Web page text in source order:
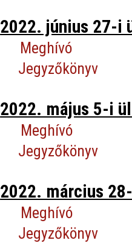
2022. június 27-i
Meghívó
Jegyzőkönyv
2022. május 5-i
Meghívó
Jegyzőkönyv
2022. március
Meghívó
Jegyzőkönyv